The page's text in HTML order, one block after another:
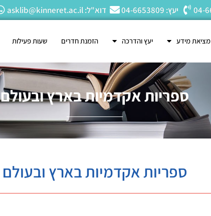
יעץ: 04-6653809 דוא"ל: asklib@kinneret.ac.il
מציאת מידע יעץ והדרכה הזמנת חדרים שעות פעילות
ספריות אקדמיות בארץ ובעולם
ספריות אקדמיות בארץ ובעולם